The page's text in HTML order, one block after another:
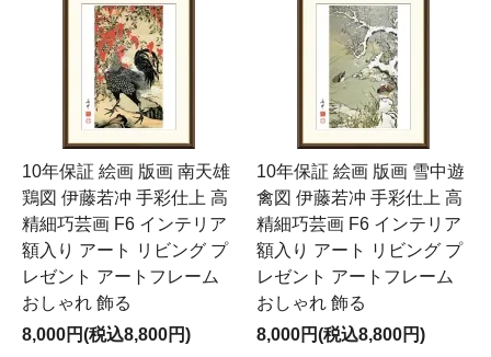
10年保証 絵画 版画 南天雄
鶏図 伊藤若冲 手彩仕上 高
精細巧芸画 F6 インテリア
額入り アート リビング プ
レゼント アートフレーム
おしゃれ 飾る
8,000円(税込8,800円)
10年保証 絵画 版画 雪中遊
禽図 伊藤若冲 手彩仕上 高
精細巧芸画 F6 インテリア
額入り アート リビング プ
レゼント アートフレーム
おしゃれ 飾る
8,000円(税込8,800円)